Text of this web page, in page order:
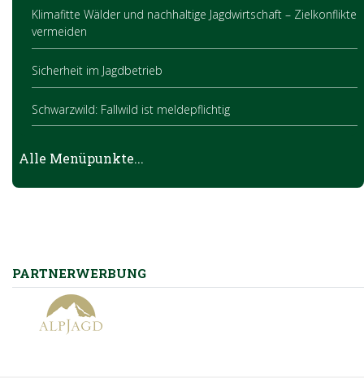
Klimafitte Wälder und nachhaltige Jagdwirtschaft – Zielkonflikte
vermeiden
Sicherheit im Jagdbetrieb
Schwarzwild: Fallwild ist meldepflichtig
Alle Menüpunkte...
PARTNERWERBUNG